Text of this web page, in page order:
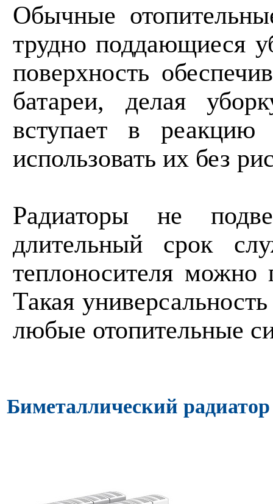
Обычные
трудно поддающиеся
поверхность
батареи, делая
вступает в
использовать их без
Радиаторы не
длительный срок
теплоносителя
Такая
любые отопительные
Биметаллический